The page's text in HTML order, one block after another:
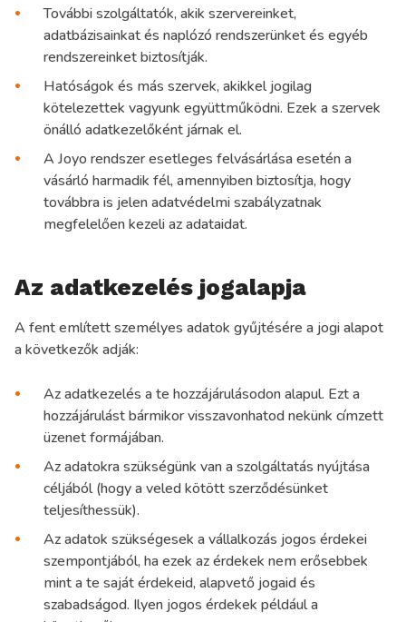
További szolgáltatók, akik szervereinket,
adatbázisainkat és naplózó rendszerünket és egyéb
rendszereinket biztosítják.
Hatóságok és más szervek, akikkel jogilag
kötelezettek vagyunk együttműködni. Ezek a szervek
önálló adatkezelőként járnak el.
A Joyo rendszer esetleges felvásárlása esetén a
vásárló harmadik fél, amennyiben biztosítja, hogy
továbbra is jelen adatvédelmi szabályzatnak
megfelelően kezeli az adataidat.
Az adatkezelés jogalapja
A fent említett személyes adatok gyűjtésére a jogi alapot
a következők adják:
Az adatkezelés a te hozzájárulásodon alapul. Ezt a
hozzájárulást bármikor visszavonhatod nekünk címzett
üzenet formájában.
Az adatokra szükségünk van a szolgáltatás nyújtása
céljából (hogy a veled kötött szerződésünket
teljesíthessük).
Az adatok szükségesek a vállalkozás jogos érdekei
szempontjából, ha ezek az érdekek nem erősebbek
mint a te saját érdekeid, alapvető jogaid és
szabadságod. Ilyen jogos érdekek például a